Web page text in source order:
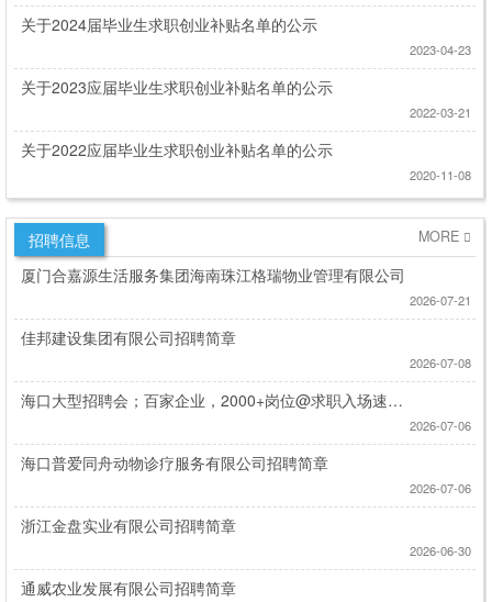
关于2024届毕业生求职创业补贴名单的公示
2023-04-23
关于2023应届毕业生求职创业补贴名单的公示
2022-03-21
关于2022应届毕业生求职创业补贴名单的公示
2020-11-08
招聘信息 MORE
厦门合嘉源生活服务集团海南珠江格瑞物业管理有限公司
2026-07-21
佳邦建设集团有限公司招聘简章
2026-07-08
海口大型招聘会；百家企业，2000+岗位@求职入场速度
2026-07-06
海口普爱同舟动物诊疗服务有限公司招聘简章
2026-07-06
浙江金盘实业有限公司招聘简章
2026-06-30
通威农业发展有限公司招聘简章